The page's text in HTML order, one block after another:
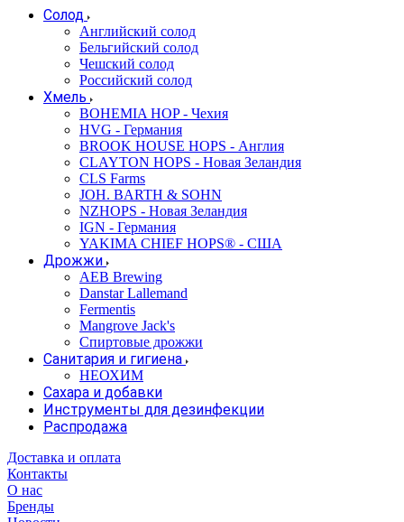
Солод
Английский солод
Бельгийский солод
Чешский солод
Российский солод
Хмель
BOHEMIA HOP - Чехия
HVG - Германия
BROOK HOUSE HOPS - Англия
CLAYTON HOPS - Новая Зеландия
CLS Farms
JOH. BARTH & SOHN
NZHOPS - Новая Зеландия
IGN - Германия
YAKIMA CHIEF HOPS® - США
Дрожжи
AEB Brewing
Danstar Lallemand
Fermentis
Mangrove Jack's
Спиртовые дрожжи
Санитария и гигиена
НЕОХИМ
Сахара и добавки
Инструменты для дезинфекции
Распродажа
Доставка и оплата
Контакты
О нас
Бренды